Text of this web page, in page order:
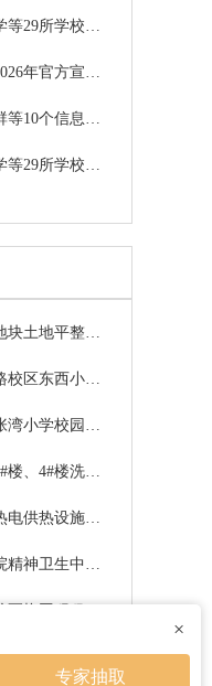
×
专家抽取
合肥市香格里拉小学等29所学校校园消防改造EPC工程总承包二期中标候选人公示
合肥职业技术学院2026年官方宣传片制作项目成交结果公告
安徽艺术学院网站群等10个信息系统网络安全等级保护测评项目比选公告
合肥市香格里拉小学等29所学校校园消防改造EPC工程总承包三期中标候选人公示
奇美化纤厂区20亩地块土地平整及围墙项目竞争性磋商公告
蚌埠医科大学治淮路校区东西小楼学生公寓加固工程成交公告
马城镇西程小学、张湾小学校园维修及功能室改造项目（补充）采购公告
安徽机电技师学院3#楼、4#楼洗浴改造工程（二次）成交结果公告
合肥热电集团合肥热电供热设施建设改造三期工程安能分公司环保设备性能升级改造项目
蚌埠市第四人民医院精神卫生中心改建项目—蚌埠市第四人民医院住院部八楼开放病房改造工程监理成交候选供应商公示
固体所材料物理实验楼装修项目更正公告3